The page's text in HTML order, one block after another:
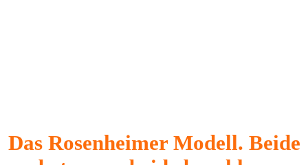
Das Rosenheimer Modell. Beide